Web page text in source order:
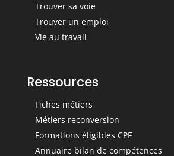
Trouver sa voie
Trouver un emploi
Vie au travail
Ressources
Fiches métiers
Métiers reconversion
Formations éligibles CPF
Annuaire bilan de compétences